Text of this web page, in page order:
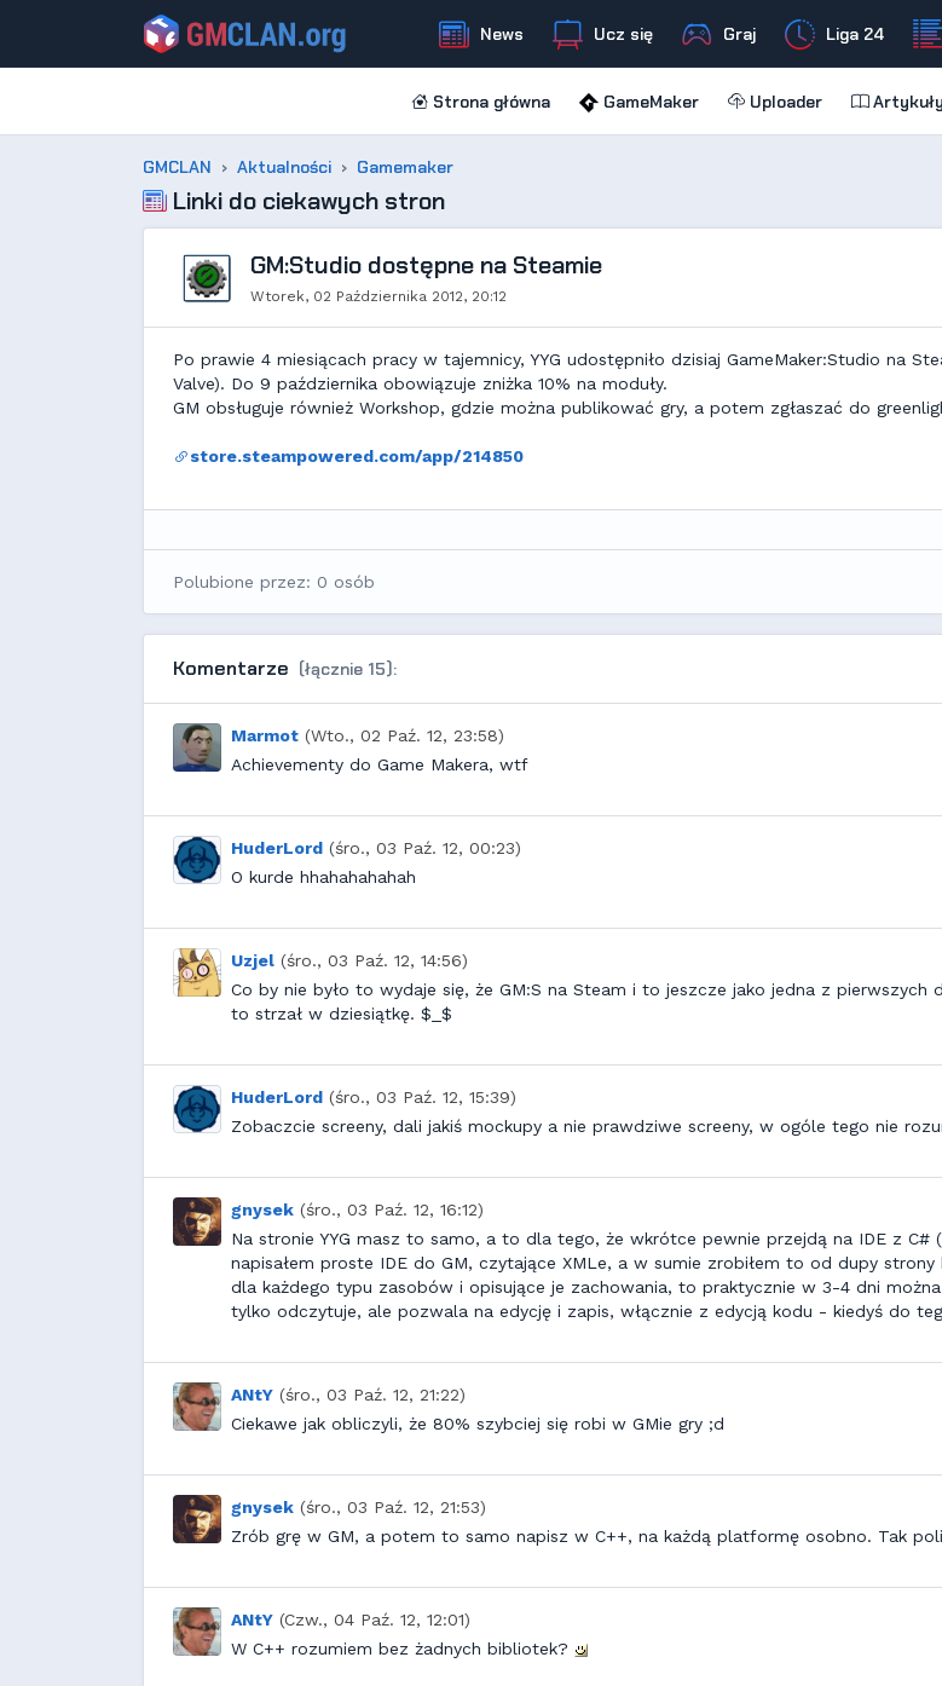
News Ucz się Graj Liga 24
Strona główna GameMaker Uploader Artykuły
GMCLAN Aktualności Gamemaker
Linki do ciekawych stron
GM:Studio dostępne na Steamie
Wtorek, 02 Października 2012, 20:12
Po prawie 4 miesiącach pracy w tajemnicy, YYG udostępniło dzisiaj GameMaker:Studio na
Valve). Do 9 października obowiązuje zniżka 10% na moduły.
GM obsługuje również Workshop, gdzie można publikować gry, a potem zgłaszać do
store.steampowered.com/app/214850
Polubione przez: 0 osób
Komentarze (łącznie 15):
Marmot (Wto., 02 Paź. 12, 23:58)
Achievementy do Game Makera, wtf
HuderLord (śro., 03 Paź. 12, 00:23)
O kurde hhahahahahah
Uzjel (śro., 03 Paź. 12, 14:56)
Co by nie było to wydaje się, że GM:S na Steam i to jeszcze jako jedna z pierwszych
to strzał w dziesiątkę. $_$
HuderLord (śro., 03 Paź. 12, 15:39)
Zobaczcie screeny, dali jakiś mockupy a nie prawdziwe screeny, w ogóle tego nie
gnysek (śro., 03 Paź. 12, 16:12)
Na stronie YYG masz to samo, a to dla tego, że wkrótce pewnie przejdą na IDE z C#
napisałem proste IDE do GM, czytające XMLe, a w sumie zrobiłem to od dupy
dla każdego typu zasobów i opisujące je zachowania, to praktycznie w 3-4 dni
tylko odczytuje, ale pozwala na edycję i zapis, włącznie z edycją kodu - kiedyś do
ANtY (śro., 03 Paź. 12, 21:22)
Ciekawe jak obliczyli, że 80% szybciej się robi w GMie gry ;d
gnysek (śro., 03 Paź. 12, 21:53)
Zrób grę w GM, a potem to samo napisz w C++, na każdą platformę osobno. Tak
ANtY (Czw., 04 Paź. 12, 12:01)
W C++ rozumiem bez żadnych bibliotek?